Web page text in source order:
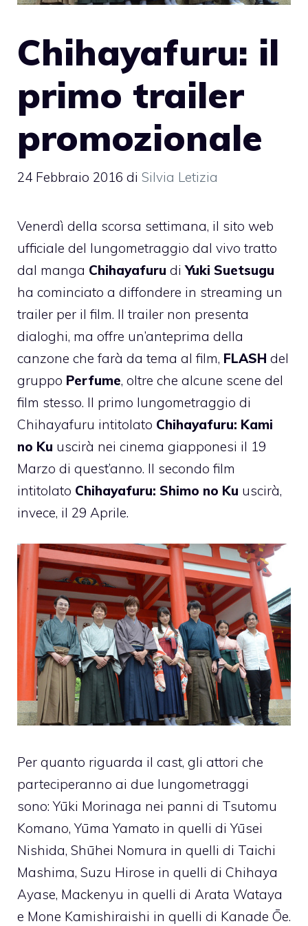
Chihayafuru: il
primo trailer
promozionale
24 Febbraio 2016 di Silvia Letizia
Venerdì della scorsa settimana, il sito web
ufficiale del lungometraggio dal vivo tratto
dal manga Chihayafuru diYuki Suetsugu
ha cominciato a diffondere in streaming un
trailer per il film. Il trailer non presenta
dialoghi, ma offre un’anteprima della
canzone che farà da tema al film, FLASH del
gruppo Perfume, oltre che alcune scene del
film stesso. Il primo lungometraggio di
Chihayafuru intitolato Chihayafuru: Kami
no Ku uscirà nei cinema giapponesi il 19
Marzo di quest’anno. Il secondo film
intitolato Chihayafuru: Shimo no Ku uscirà,
invece, il 29 Aprile.
Per quanto riguarda il cast, gli attori che
parteciperanno ai due lungometraggi
sono: Yūki Morinaga nei panni di Tsutomu
Komano, Yūma Yamato in quelli di Yūsei
Nishida, Shūhei Nomura in quelli di Taichi
Mashima, Suzu Hirose in quelli di Chihaya
Ayase, Mackenyu in quelli di Arata Wataya
e Mone Kamishiraishi in quelli di Kanade Ōe.